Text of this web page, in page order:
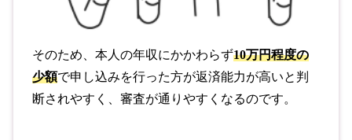
そのため、本人の年収にかかわらず10万円程度の
少額で申し込みを行った方が返済能力が高いと判
断されやすく、審査が通りやすくなるのです。